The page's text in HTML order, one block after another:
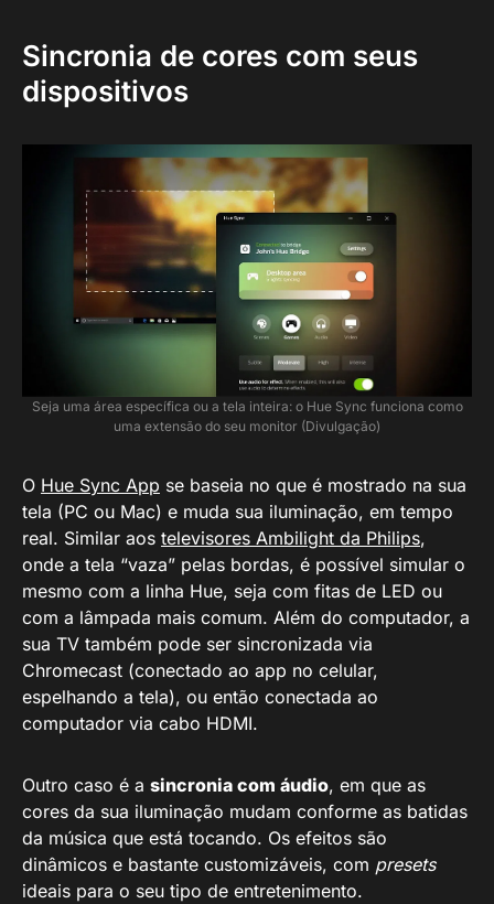
Sincronia de cores com seus
dispositivos
Seja uma área específica ou a tela inteira: o Hue Sync funciona como
uma extensão do seu monitor (Divulgação)
O Hue Sync App se baseia no que é mostrado na sua
tela (PC ou Mac) e muda sua iluminação, em tempo
real. Similar aos televisores Ambilight da Philips,
onde a tela “vaza” pelas bordas, é possível simular o
mesmo com a linha Hue, seja com fitas de LED ou
com a lâmpada mais comum. Além do computador, a
sua TV também pode ser sincronizada via
Chromecast (conectado ao app no celular,
espelhando a tela), ou então conectada ao
computador via cabo HDMI.
Outro caso é a sincronia com áudio, em que as
cores da sua iluminação mudam conforme as batidas
da música que está tocando. Os efeitos são
dinâmicos e bastante customizáveis, com presets
ideais para o seu tipo de entretenimento.